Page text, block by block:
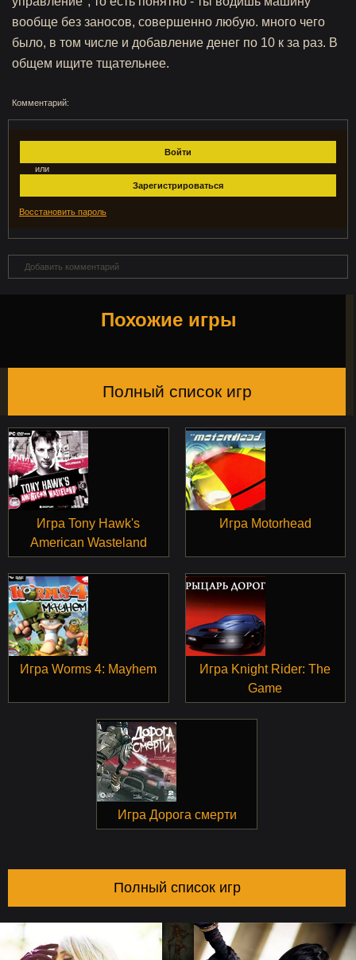
вообще без заносов, совершенно любую. много чего
было, в том числе и добавление денег по 10 к за раз. В
общем ищите тщательнее.
Комментарий:
Войти
или
Зарегистрироваться
Восстановить пароль
Добавить комментарий
Похожие игры
Полный список игр
Игра Tony Hawk's
American Wasteland
Игра Motorhead
Игра Worms 4: Mayhem
Игра Knight Rider: The
Game
Игра Дорога смерти
Полный список игр